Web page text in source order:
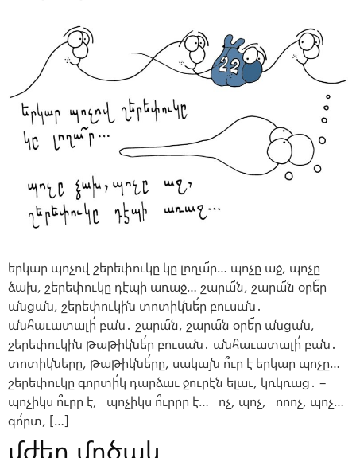
երկար պոչով շերեփուկը կը լողա՜ր… պոչը աջ, պոչը
ձախ, շերեփուկը դէպի առաջ… շարա՜ն, շարա՜ն օրե՜ր
անցան, շերեփուկին տոտիկնե՛ր բուսան․
անհաւատալի՛ բան․ շարա՜ն, շարա՜ն օրե՜ր անցան,
շերեփուկին թաթիկնե՛ր բուսան․ անհաւատալի՛ բան․
տոտիկները, թաթիկնե՛րը, սակայն ո՞ւր է երկար պոչը…
շերեփուկը գորտի՛կ դարձաւ ջուրէն ելաւ, կռկռաց․ –
պոչիկս ո՞ւրր է, պոչիկս ո՞ւրրր է… ոչ, պոչ, ոոոչ, պոչ…
գո՛րտ, […]
մժեղ մոծակ